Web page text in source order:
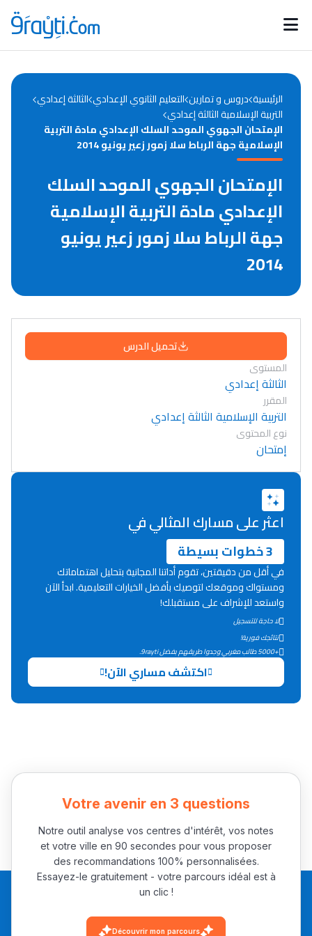
Catégories
d'actualités
Annonces bourses
Lycée Maroc
Collège au Maroc
Interviews/Vidéos
+ de 89 Interviews/Vidéos
دليل المهن
الرئيسية دروس و تمارين التعليم الثانوي الإعدادي الثالثة إعدادي
التربية الإسلامية الثالثة إعدادي
الإمتحان الجهوي الموحد السلك الإعدادي مادة التربية
الإسلامية جهة الرباط سلا زمور زعير يونيو 2014
الإمتحان الجهوي الموحد السلك
الإعدادي مادة التربية الإسلامية
جهة الرباط سلا زمور زعير يونيو
2014
تحميل الدرس
المستوى
الثالثة إعدادي
المقرر
التربية الإسلامية الثالثة إعدادي
نوع المحتوى
إمتحان
اعثر على مسارك المثالي في
3 خطوات بسيطة
في أقل من دقيقتين، تقوم أداتنا المجانية بتحليل اهتماماتك
ومستواك وموقعك لتوصيك بأفضل الخيارات التعليمية. ابدأ الآن
واستعد للإشراف على مستقبلك!
لا حاجة للتسجيل
نتائجك فورية!
+5000 طالب مغربي وجدوا طريقهم بفضل 9rayti.
اكتشف مساري الآن!
Votre avenir en 3 questions
Notre outil analyse vos centres d'intérêt, vos notes
et votre ville en 90 secondes pour vous proposer
des recommandations 100% personnalisées.
Essayez-le gratuitement - votre parcours idéal est à
un clic !
Découvrir mon parcours